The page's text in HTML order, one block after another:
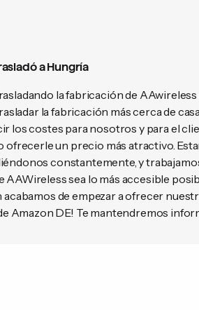
a Hungría
la fabricación de AAwireless
la fabricación más cerca de casa,
los costes para nosotros y para el
ofrecerle un precio más atractivo.
constantemente, y
AAWireless sea lo más accesible
acabamos de empezar a ofrecer
Amazon DE! Te mantendremos